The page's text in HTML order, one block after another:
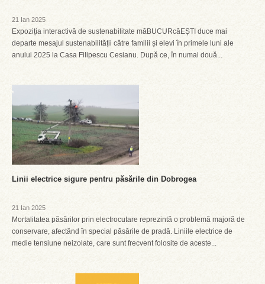
21 Ian 2025
Expoziția interactivă de sustenabilitate măBUCURcăEȘTI duce mai
departe mesajul sustenabilității către familii și elevi în primele luni ale
anului 2025 la Casa Filipescu Cesianu. După ce, în numai două...
Linii electrice sigure pentru păsările din Dobrogea
21 Ian 2025
Mortalitatea păsărilor prin electrocutare reprezintă o problemă majoră de
conservare, afectând în special păsările de pradă. Liniile electrice de
medie tensiune neizolate, care sunt frecvent folosite de aceste...